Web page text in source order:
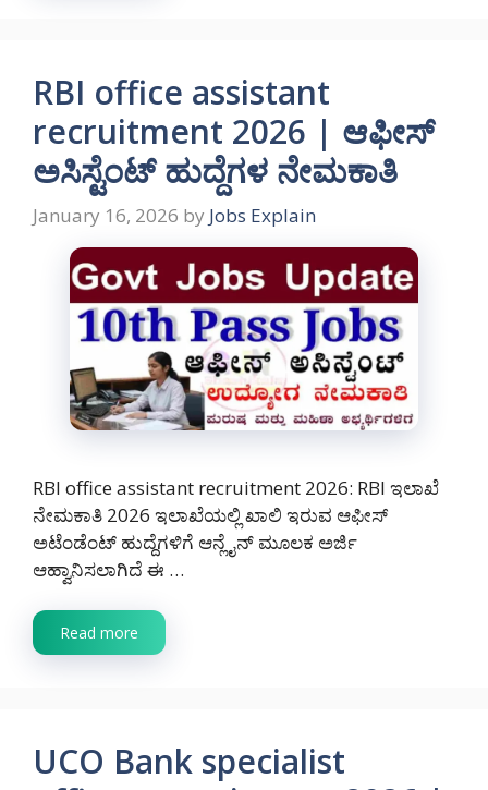
RBI office assistant
recruitment 2026 | ಆಫೀಸ್
ಅಸಿಸ್ಟೆಂಟ್ ಹುದ್ದೆಗಳ ನೇಮಕಾತಿ
January 16, 2026 by Jobs Explain
RBI office assistant recruitment 2026: RBI ಇಲಾಖೆ
ನೇಮಕಾತಿ 2026 ಇಲಾಖೆಯಲ್ಲಿ ಖಾಲಿ ಇರುವ ಆಫೀಸ್
ಅಟೆಂಡೆಂಟ್ ಹುದ್ದೆಗಳಿಗೆ ಆನ್ಲೈನ್ ಮೂಲಕ ಅರ್ಜಿ
ಆಹ್ವಾನಿಸಲಾಗಿದೆ ಈ …
Read more
UCO Bank specialist